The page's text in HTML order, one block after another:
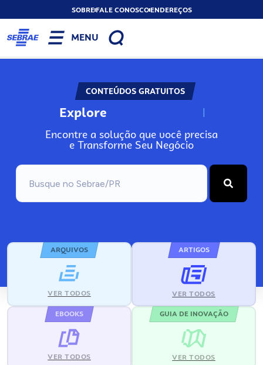
SOBREFALE CONOSCOENDEREÇOS
MENU
CONTEÚDOS GRATUITOS
Explore N
Encontre a solução que você precisa
e Transforme Seu Negócio
ARQUIVOS
VER TODOS
ARTIGOS
VER TODOS
EBOOKS
VER TODOS
GUIA DE INOVAÇÃO
VER TODOS